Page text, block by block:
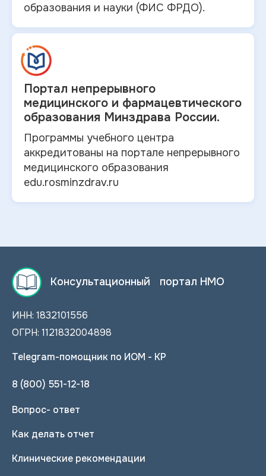
образования и науки (ФИС ФРДО).
Портал непрерывного
медицинского и фармацевтического
образования Минздрава России.
Программы учебного центра
аккредитованы на портале непрерывного
медицинского образования
edu.rosminzdrav.ru
Консультационный портал НМО
ИНН: 1832101556
ОГРН: 1121832004898
Telegram-помощник по ИОМ - КР
8 (800) 551-12-18
Вопрос- ответ
Как делать отчет
Клинические рекомендации